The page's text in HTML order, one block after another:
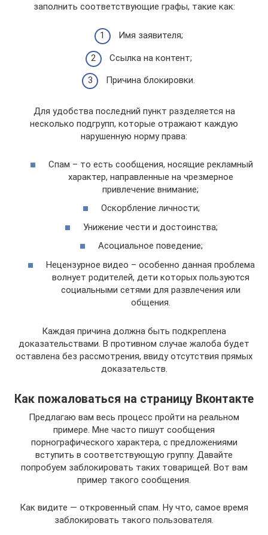
заполнить соответствующие графы, такие как:
Имя заявителя;
Ссылка на контент;
Причина блокировки.
Для удобства последний пункт разделяется на
несколько подгрупп, которые отражают каждую
нарушенную норму права:
Спам – то есть сообщения, носящие рекламный
характер, направленные на чрезмерное
привлечение внимание;
Оскорбление личности;
Унижение чести и достоинства;
Асоциальное поведение;
Нецензурное видео – особенно данная проблема
волнует родителей, дети которых пользуются
социальными сетями для развлечения или
общения.
Каждая причина должна быть подкреплена
доказательствами. В противном случае жалоба будет
оставлена без рассмотрения, ввиду отсутствия прямых
доказательств.
Как пожаловаться на страницу Вконтакте
Предлагаю вам весь процесс пройти на реальном
примере. Мне часто пишут сообщения
порнографического характера, с предложениями
вступить в соответствующую группу. Давайте
попробуем заблокировать таких товарищей. Вот вам
пример такого сообщения.
Как видите — откровенный спам. Ну что, самое время
заблокировать такого пользователя.